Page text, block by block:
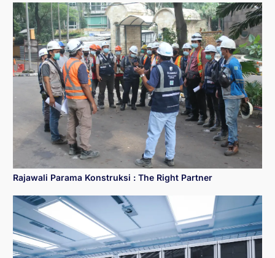
Rajawali Parama Konstruksi : The Right Partner